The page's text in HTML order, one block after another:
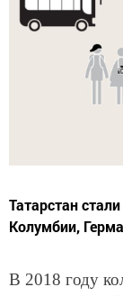
Татарстан
Колумбии,
В 2018 году